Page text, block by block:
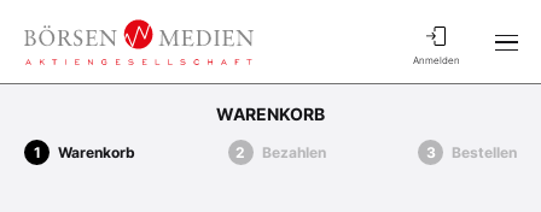
Anmelden
WARENKORB
Warenkorb Bezahlen Bestellen